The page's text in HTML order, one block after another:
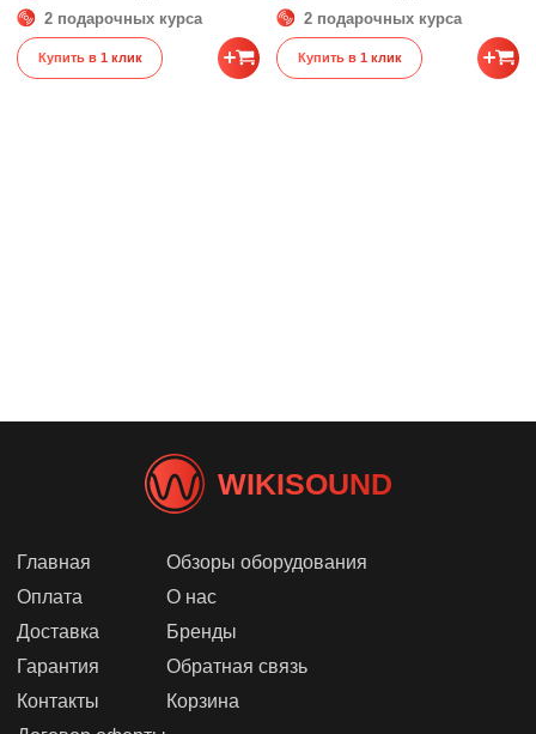
2 подарочных курса
Купить в 1 клик
2 подарочных курса
Купить в 1 клик
WIKISOUND
Главная
Оплата
Доставка
Гарантия
Контакты
Обзоры оборудования
О нас
Бренды
Обратная связь
Корзина